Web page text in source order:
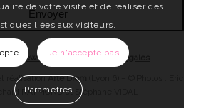
|News Contact|Mentions légales
réalisationArte Diem
RAYMOND et Stéphane VIDAL
de votre visite et de réaliser des
liées aux visiteurs.
Je n'accepte pas
Paramètres